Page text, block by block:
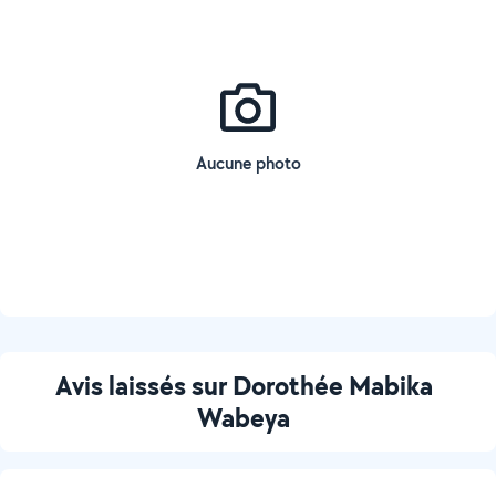
Aucune photo
Avis laissés sur Dorothée Mabika
Wabeya